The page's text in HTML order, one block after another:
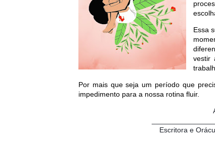
Essa
vestir
Por mais que seja um período que
impedimento para a nossa rotina fluir.
Escritora e